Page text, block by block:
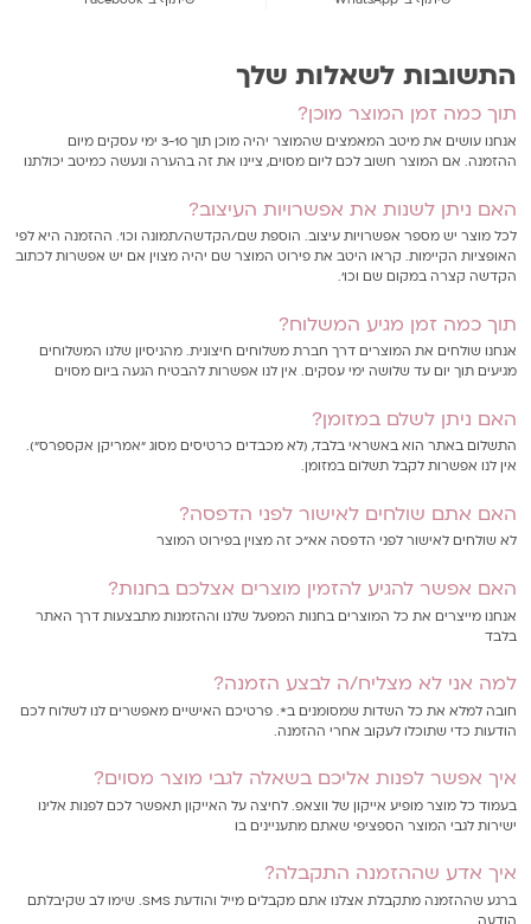
התשובות לשאלות שלך
תוך כמה זמן המוצר מוכן?
אנחנו עושים את מיטב המאמצים שהמוצר יהיה מוכן תוך 3-10 ימי עסקים מיום
ההזמנה. אם המוצר חשוב לכם ליום מסוים, ציינו את זה בהערה ונעשה כמיטב יכולתנו
האם ניתן לשנות את אפשרויות העיצוב?
לכל מוצר יש מספר אפשרויות עיצוב. הוספת שם/הקדשה/תמונה וכו'. ההזמנה היא לפי
האופציות הקיימות. קראו היטב את פירוט המוצר שם יהיה מצוין אם יש אפשרות לכתוב
הקדשה קצרה במקום שם וכו'.
תוך כמה זמן מגיע המשלוח?
אנחנו שולחים את המוצרים דרך חברת משלוחים חיצונית. מהניסיון שלנו המשלוחים
מגיעים תוך יום עד שלושה ימי עסקים. אין לנו אפשרות להבטיח הגעה ביום מסוים
האם ניתן לשלם במזומן?
התשלום באתר הוא באשראי בלבד, (לא מכבדים כרטיסים מסוג "אמריקן אקספרס").
אין לנו אפשרות לקבל תשלום במזומן.
האם אתם שולחים לאישור לפני הדפסה?
לא שולחים לאישור לפני הדפסה אא"כ זה מצוין בפירוט המוצר
האם אפשר להגיע להזמין מוצרים אצלכם בחנות?
אנחנו מייצרים את כל המוצרים בחנות המפעל שלנו וההזמנות מתבצעות דרך האתר
בלבד
למה אני לא מצליח/ה לבצע הזמנה?
חובה למלא את כל השדות שמסומנים ב*. פרטיכם האישיים מאפשרים לנו לשלוח לכם
הודעות כדי שתוכלו לעקוב אחרי ההזמנה.
איך אפשר לפנות אליכם בשאלה לגבי מוצר מסוים?
בעמוד כל מוצר מופיע אייקון של ווצאפ. לחיצה על האייקון תאפשר לכם לפנות אלינו
ישירות לגבי המוצר הספציפי שאתם מתעניינים בו
איך אדע שההזמנה התקבלה?
ברגע שההזמנה מתקבלת אצלנו אתם מקבלים מייל והודעת SMS. שימו לב שקיבלתם